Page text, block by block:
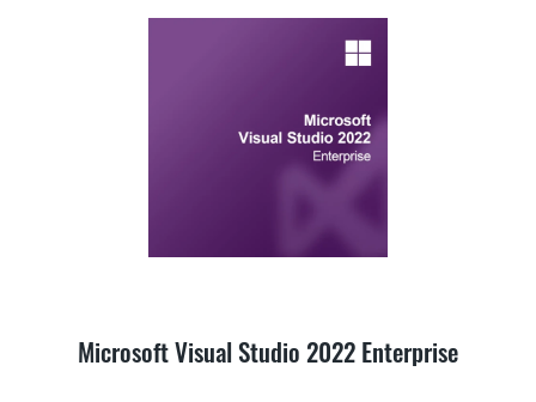
Microsoft Visual Studio 2022 Enterprise